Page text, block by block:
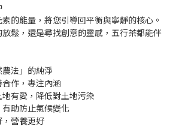
的能量，將您引導回平衡與寧靜的核心。
鬆，還是尋找創意的靈感，五行茶都能伴
農法」的純淨
作，專注內涵
有愛，降低對土地污染
助防止氣候變化
營養更好